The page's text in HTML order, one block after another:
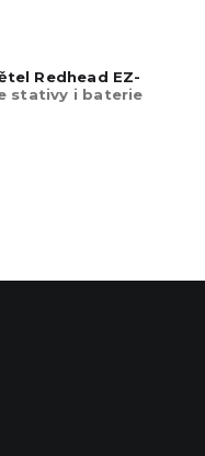
Redhead EZ-
stativy i baterie